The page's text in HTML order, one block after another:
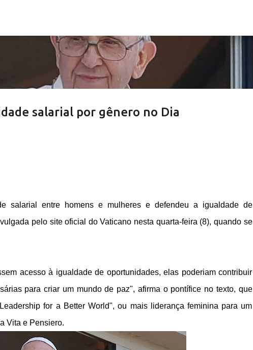
salarial por gênero no Dia
salarial entre homens e mulheres e defendeu a igualdade de
pelo site oficial do Vaticano nesta quarta-feira (8), quando se
acesso à igualdade de oportunidades, elas poderiam contribuir
para criar um mundo de paz", afirma o pontífice no texto, que
for a Better World", ou mais liderança feminina para um
Vita e Pensiero.